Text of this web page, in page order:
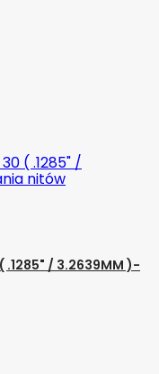
.1285" / 3.2639MM )-